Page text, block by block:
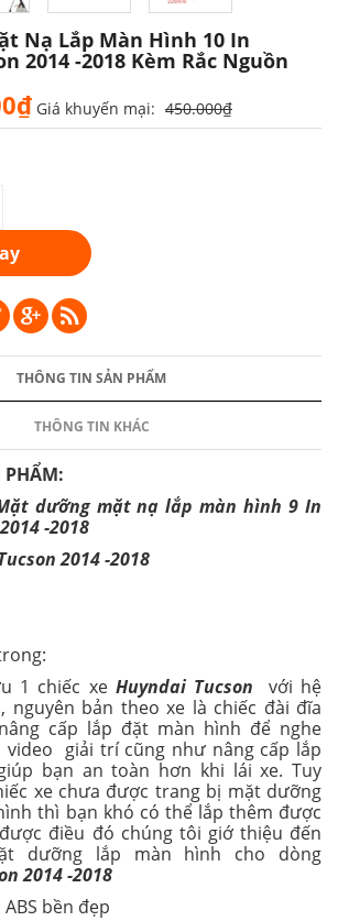
Nạ Lắp Màn Hình 10 In
2014 -2018 Kèm Rắc Nguồn
Giá khuyến mại: 450.000₫
THÔNG TIN SẢN PHẨM
THÔNG TIN KHÁC
PHẨM:
dưỡng mặt nạ lắp màn hình 9 In
-2018
2014 -2018
1 chiếc xe Huyndai Tucson
với hệ
nguyên bản theo xe là chiếc đài đĩa
cấp lắp đặt màn hình để nghe
video giải trí cũng như nâng cấp lắp
bạn an toàn hơn khi lái xe. Tuy
xe chưa được trang bị mặt dưỡng
thì bạn khó có thể lắp thêm được
điều đó chúng tôi giớ thiệu đến
dưỡng lắp màn hình cho dòng
2014 -2018
bền đẹp